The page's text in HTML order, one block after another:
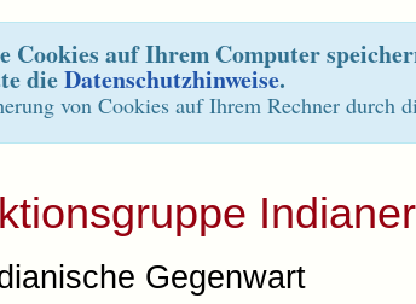
Cookies auf Ihrem Computer
dieDatenschutzhinweise.
von Cookies auf Ihrem Rechner durch
Gegenwart